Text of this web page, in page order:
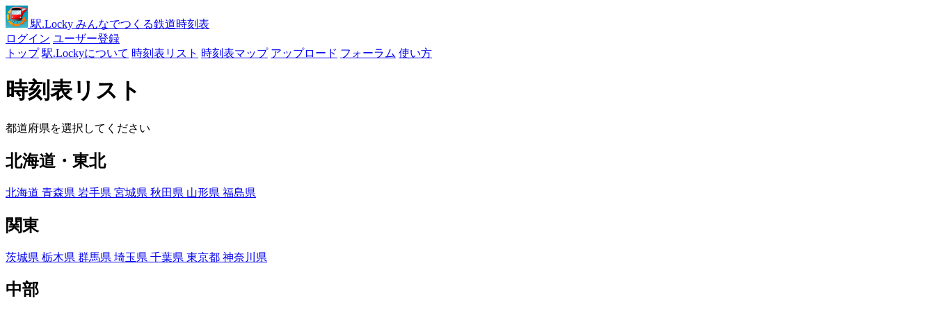
駅.Locky みんなでつくる鉄道時刻表
ログイン ユーザー登録
トップ 駅.Lockyについて 時刻表リスト 時刻表マップ アップロード フォーラム 使い方
時刻表リスト
都道府県を選択してください
北海道・東北
北海道 青森県 岩手県 宮城県 秋田県 山形県 福島県
関東
茨城県 栃木県 群馬県 埼玉県 千葉県 東京都 神奈川県
中部